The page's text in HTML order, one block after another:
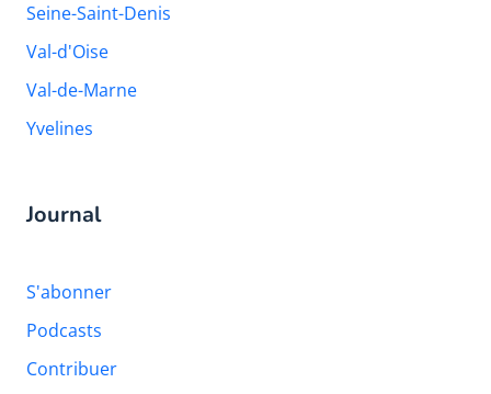
Seine-Saint-Denis
Val-d'Oise
Val-de-Marne
Yvelines
Journal
S'abonner
Podcasts
Contribuer